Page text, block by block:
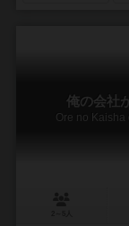
俺の会社
Ore no